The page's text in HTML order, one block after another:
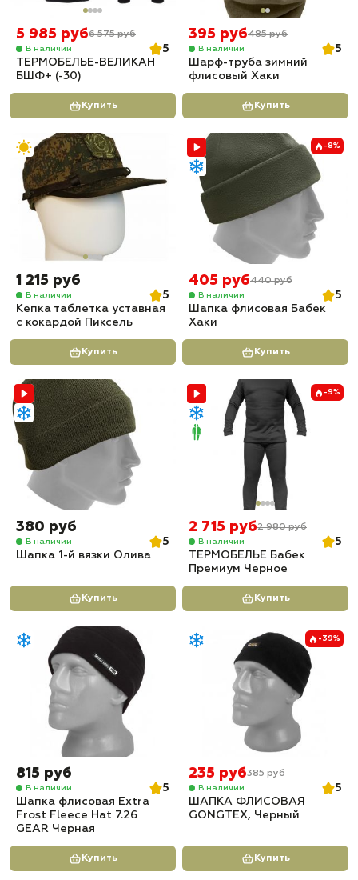
5 985 руб6 575 руб
В наличии
5
ТЕРМОБЕЛЬЕ-ВЕЛИКАН
БШФ+ (-30)
Купить
395 руб485 руб
В наличии
5
Шарф-труба зимний
флисовый Хаки
Купить
1 215 руб
В наличии
5
Кепка таблетка уставная
с кокардой Пиксель
Купить
-8%
405 руб440 руб
В наличии
5
Шапка флисовая Бабек
Хаки
Купить
380 руб
В наличии
5
Шапка 1-й вязки Олива
Купить
-9%
2 715 руб2 980 руб
В наличии
5
ТЕРМОБЕЛЬЕ Бабек
Премиум Черное
Купить
815 руб
В наличии
5
Шапка флисовая Extra
Frost Fleece Hat 7.26
GEAR Черная
Купить
-39%
235 руб385 руб
В наличии
5
ШАПКА ФЛИСОВАЯ
GONGTEX, Черный
Купить